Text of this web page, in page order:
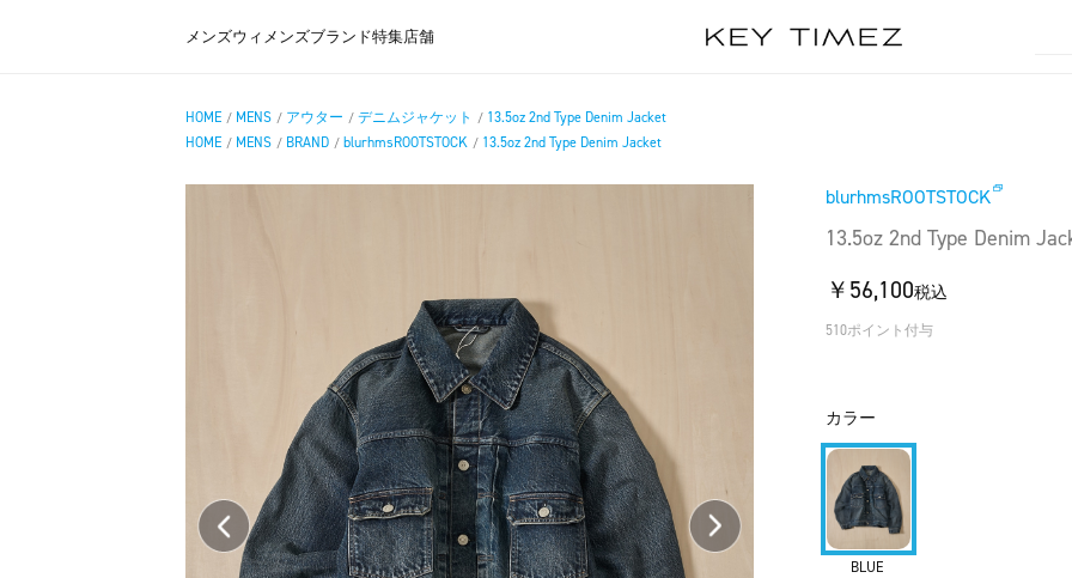
メンズウィメンズブランド特集店舗
HOME / MENS / アウター / デニムジャケット / 13.5oz 2nd Type Denim Jacket
HOME / MENS / BRAND / blurhmsROOTSTOCK / 13.5oz 2nd Type Denim Jacket
blurhmsROOTSTOCK
13.5oz 2nd Type Denim
￥56,100税込
510ポイント付与
カラー
BLUE